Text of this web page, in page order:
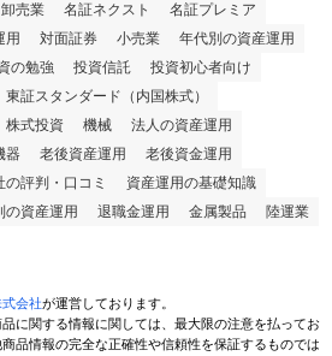
卸売業 名証ネクスト
名証プレミア
用 対面証券 小売業
年代別の資産運用
の勉強 投資信託
投資初心者向け
東証スタンダード（内国株式）
株式投資 機械
法人の資産運用
器 老後資産運用
老後資金運用
の評判・口コミ
資産運用の基礎知識
の資産運用 退職金運用 金属製品
陸運業
会社が運営しております。
に関する情報に関しては、最大限の注意を払ってお
品情報の完全な正確性や信頼性を保証するものでは